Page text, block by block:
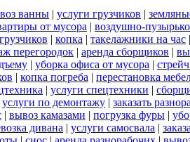
ванны | услуги грузчиков |
от мусора | воздушно-
| копка | такелажники на час
перегородок | аренда сборщиков |
| уборка офиса от мусора |
| копка погреба | перестановка
| услуги спецтехники |
услуги по демонтажу | заказать
| вывоз камазами | погрузка фуры |
дивана | услуги самосвала |